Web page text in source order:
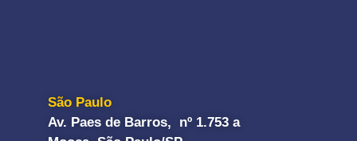
São Paulo
Av. Paes de Barros, nº 1.753 a